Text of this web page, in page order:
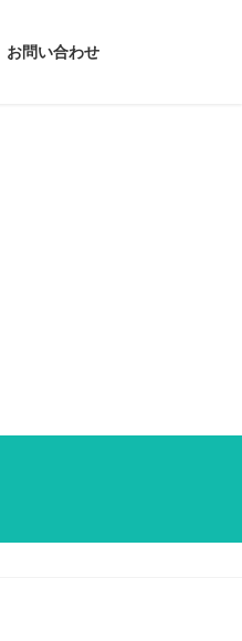
お問い合わせ